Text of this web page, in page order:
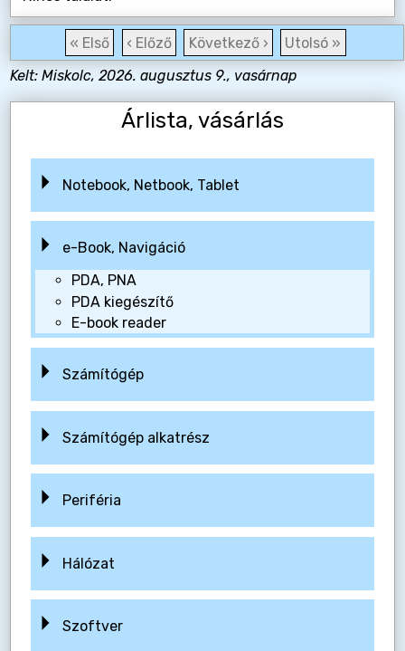
« Első ‹ Előző Következő ›
Utolsó »
Kelt: Miskolc, 2026. augusztus 9., vasárnap
Árlista, vásárlás
Notebook, Netbook, Tablet
e-Book, Navigáció
PDA, PNA
PDA kiegészítő
E-book reader
Számítógép
Számítógép alkatrész
Periféria
Hálózat
Szoftver